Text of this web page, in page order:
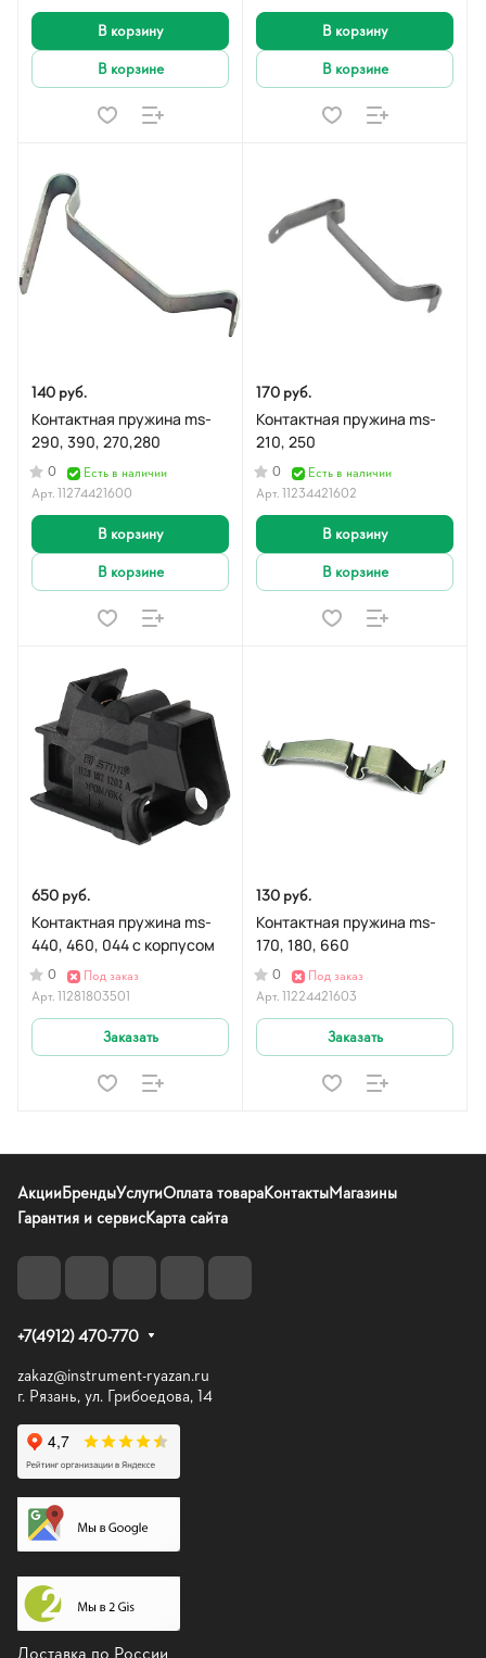
В корзину
В корзине
В корзину
В корзине
140 руб.
Контактная пружина ms-
290, 390, 270,280
0
Есть в наличии
Арт.11274421600
В корзину
В корзине
170 руб.
Контактная пружина ms-
210, 250
0
Есть в наличии
Арт.11234421602
В корзину
В корзине
650 руб.
Контактная пружина ms-
440, 460, 044 с корпусом
0
Под заказ
Арт.11281803501
Заказать
130 руб.
Контактная пружина ms-
170, 180, 660
0
Под заказ
Арт.11224421603
Заказать
АкцииБрендыУслугиОплата товараКонтактыМагазины
Гарантия и сервисКарта сайта
+7(4912) 470-770
zakaz@instrument-ryazan.ru
г. Рязань, ул. Грибоедова, 14
Доставка по России